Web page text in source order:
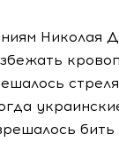
Николая